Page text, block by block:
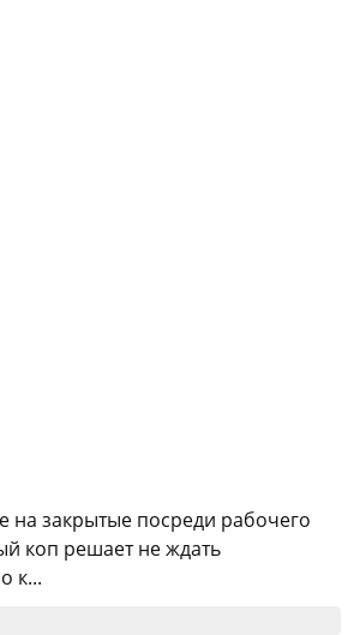
закрытые посреди рабочего
коп решает не ждать
к...